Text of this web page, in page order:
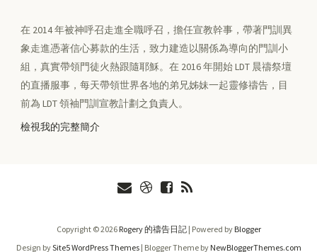
在 2014 年被神呼召走進全職呼召，擔任宣教幹事，帶著門訓異
象走進憑著信心募款的生活，致力建造以關係為導向的門訓小
組，真實帶領門徒火熱跟隨耶穌。在 2016 年開始 LDT 晨禱祭壇
的直播服事，每天帶領世界各地的弟兄姊妹一起靈修禱告，目
前為 LDT 領袖門訓宣教計劃之負責人。
檢視我的完整簡介
Copyright ©2026 Rogery 的禱告日記| Powered by Blogger
Design bySite5 WordPress Themes| Blogger Theme by NewBloggerThemes.com